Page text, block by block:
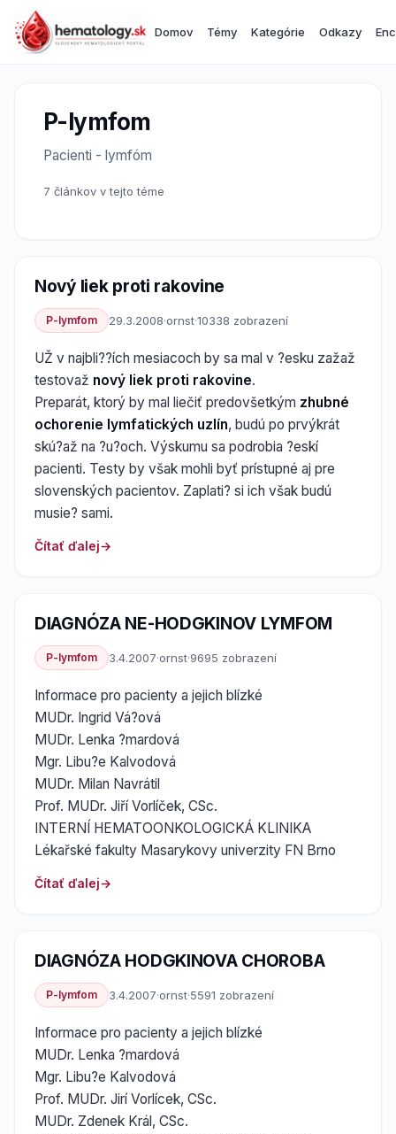
Domov Témy Kategórie Odkazy
P-lymfom
Pacienti - lymfóm
7 článkov v tejto téme
Nový liek proti rakovine
P-lymfom 29.3.2008·ornst·10338 zobrazení
UŽ v najbli??ích mesiacoch by sa mal v ?esku zažaž
testovaž nový liek proti rakovine.
Preparát, ktorý by mal liečiť predovšetkým zhubné
ochorenie lymfatických uzlín, budú po prvýkrát
skú?až na ?u?och. Výskumu sa podrobia ?eskí
pacienti. Testy by však mohli byť prístupné aj pre
slovenských pacientov. Zaplati? si ich však budú
musie? sami.
Čítať ďalej
DIAGNÓZA NE-HODGKINOV LYMFOM
P-lymfom 3.4.2007·ornst·9695 zobrazení
Informace pro pacienty a jejich blízké
MUDr. Ingrid Vá?ová
MUDr. Lenka ?mardová
Mgr. Libu?e Kalvodová
MUDr. Milan Navrátil
Prof. MUDr. Jiří Vorlíček, CSc.
INTERNÍ HEMATOONKOLOGICKÁ KLINIKA
Lékařské fakulty Masarykovy univerzity FN Brno
Čítať ďalej
DIAGNÓZA HODGKINOVA CHOROBA
P-lymfom 3.4.2007·ornst·5591 zobrazení
Informace pro pacienty a jejich blízké
MUDr. Lenka ?mardová
Mgr. Libu?e Kalvodová
Prof. MUDr. Jirí Vorlícek, CSc.
MUDr. Zdenek Král, CSc.